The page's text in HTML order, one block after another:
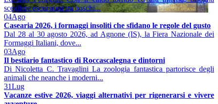
scegliere escursioni tra boschi...
04Ago
Casearia 2026, i formaggi insoliti che sfidano le regole del gusto
Dal 28 al 30 agosto 2026, ad Agnone (IS), la Fiera Nazionale dei
Formaggi Italiani, dove...
03Ago
Il bestiario fantastico di Roccascalegna e dintorni
Di Nicoletta C. Travaglini La zoologia fantastica partorisce degli
animali che neanche i moderni...
31Lug
Vacanze estive 2026, viaggi alternativi per rigenerarsi e vivere